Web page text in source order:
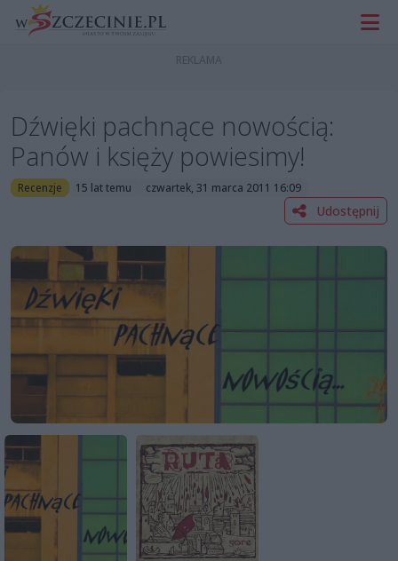
Dźwięki pachnące nowością:
Panów i księży powiesimy!
Recenzje 15 lat temu czwartek, 31 marca 2011 16:09
Udostępnij